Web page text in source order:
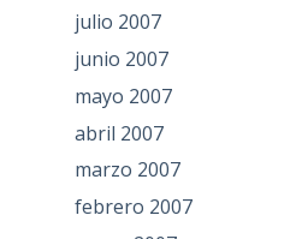
julio 2007
junio 2007
mayo 2007
abril 2007
marzo 2007
febrero 2007